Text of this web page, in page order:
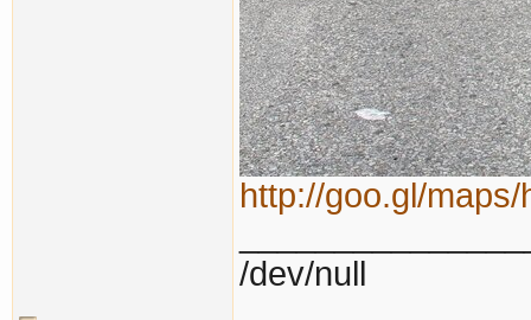
http://goo.gl/maps/
/dev/null